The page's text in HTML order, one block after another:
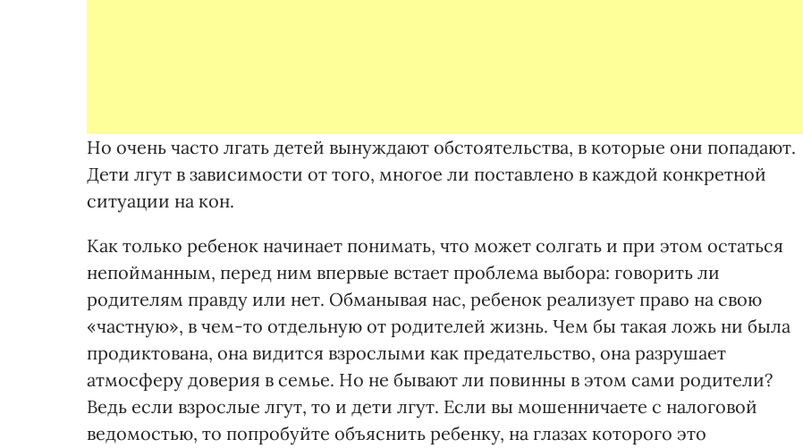
Но очень часто лгать детей вынуждают обстоятельства, в которые они попадают.
Дети лгут в зависимости от того, многое ли поставлено в каждой конкретной
ситуации на кон.
Как только ребенок начинает понимать, что может солгать и при этом остаться
непойманным, перед ним впервые встает проблема выбора: говорить ли
родителям правду или нет. Обманывая нас, ребенок реализует право на свою
«частную», в чем-то отдельную от родителей жизнь. Чем бы такая ложь ни была
продиктована, она видится взрослыми как предательство, она разрушает
атмосферу доверия в семье. Но не бывают ли повинны в этом сами родители?
Ведь если взрослые лгут, то и дети лгут. Если вы мошенничаете с налоговой
ведомостью, то попробуйте объяснить ребенку, на глазах которого это